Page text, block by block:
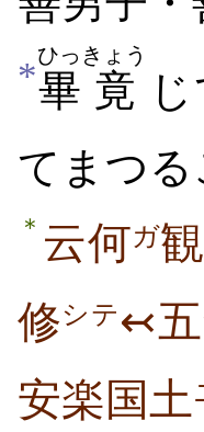
*畢
ひっ
竟
きょう
てまつる
＊ 云何ガ観
修シテ↢五
安楽国土